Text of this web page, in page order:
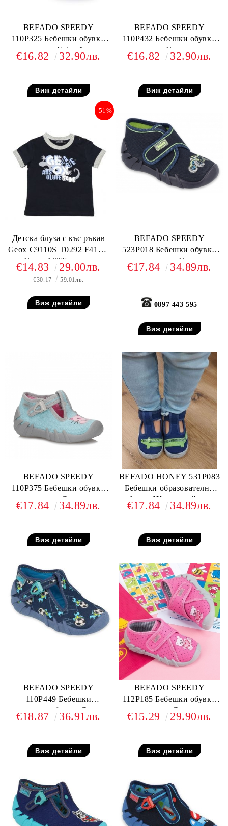
BEFADO SPEEDY
110P325 Бебешки обувки
от текстил, С футболист
€16.82 32.90лв.
Виж детайли
BEFADO SPEEDY
110P432 Бебешки обувки
от текстил, С камиончета
€16.82 32.90лв.
Виж детайли
Детска блуза с къс ръкав
Geox C9110S T0292 F4100,
Синя, 100% памук
-51%
€14.83 29.00лв.
€30.17 59.01лв.
Виж детайли
BEFADO SPEEDY
523P018 Бебешки обувки
от текстил, С коли
€17.84 34.89лв.
0897 443 595
Виж детайли
BEFADO SPEEDY
110P375 Бебешки обувки
от текстил, С котенце
€17.84 34.89лв.
Виж детайли
BEFADO HONEY 531P083
Бебешки образователни
обувки "Коя на кой крак
е?!"
€17.84 34.89лв.
Виж детайли
BEFADO SPEEDY
110P449 Бебешки
текстилни обувки, Сини с
футболни топки
€18.87 36.91лв.
Виж детайли
BEFADO SPEEDY
112P185 Бебешки обувки
от текстил, С котенце
€15.29 29.90лв.
Виж детайли